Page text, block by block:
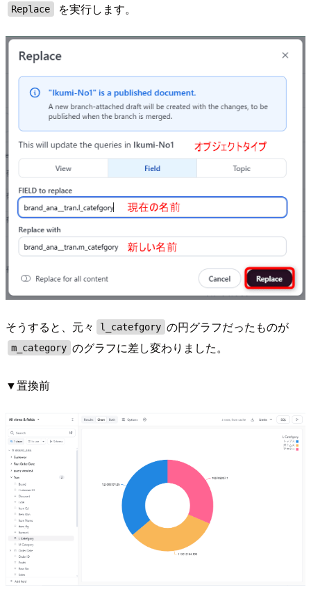
Replace を実行します。
そうすると、元々 l_catefgory の円グラフだったものが
m_category のグラフに差し変わりました。
▼置換前